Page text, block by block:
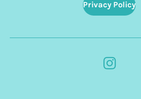
Privacy Policy
I